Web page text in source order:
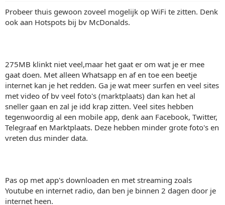
Probeer thuis gewoon zoveel mogelijk op WiFi te zitten. Denk
ook aan Hotspots bij bv McDonalds.
275MB klinkt niet veel,maar het gaat er om wat je er mee
gaat doen. Met alleen Whatsapp en af en toe een beetje
internet kan je het redden. Ga je wat meer surfen en veel sites
met video of bv veel foto's (marktplaats) dan kan het al
sneller gaan en zal je idd krap zitten. Veel sites hebben
tegenwoordig al een mobile app, denk aan Facebook, Twitter,
Telegraaf en Marktplaats. Deze hebben minder grote foto's en
vreten dus minder data.
Pas op met app's downloaden en met streaming zoals
Youtube en internet radio, dan ben je binnen 2 dagen door je
internet heen.